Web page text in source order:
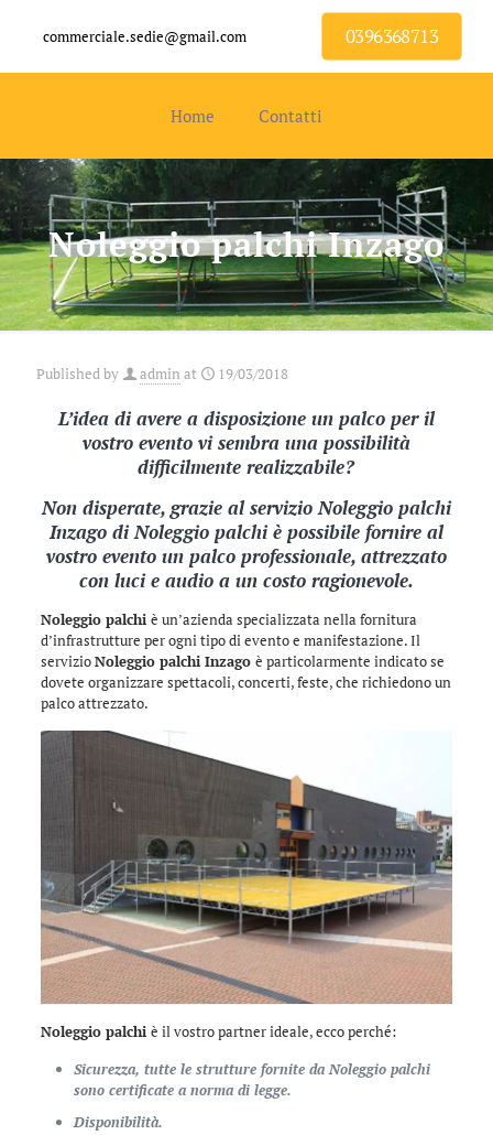
commerciale.sedie@gmail.com 0396368713
Home Contatti
Noleggio palchi Inzago
Published by admin at 19/03/2018
L’idea di avere a disposizione un palco per il
vostro evento vi sembra una possibilità
difficilmente realizzabile?
Non disperate, grazie al servizio Noleggio palchi
Inzago diNoleggio palchiè possibile fornire al
vostro evento un palco professionale, attrezzato
con luci e audio a un costo ragionevole.
Noleggio palchi è un’azienda specializzata nella fornitura
d’infrastrutture per ogni tipo di evento e manifestazione. Il
servizioNoleggio palchi Inzago è particolarmente indicato se
dovete organizzare spettacoli, concerti, feste, che richiedono un
palco attrezzato.
Noleggio palchi è il vostro partner ideale, ecco perché:
Sicurezza, tutte le strutture fornite da Noleggio palchi
sono certificate a norma di legge.
Disponibilità.